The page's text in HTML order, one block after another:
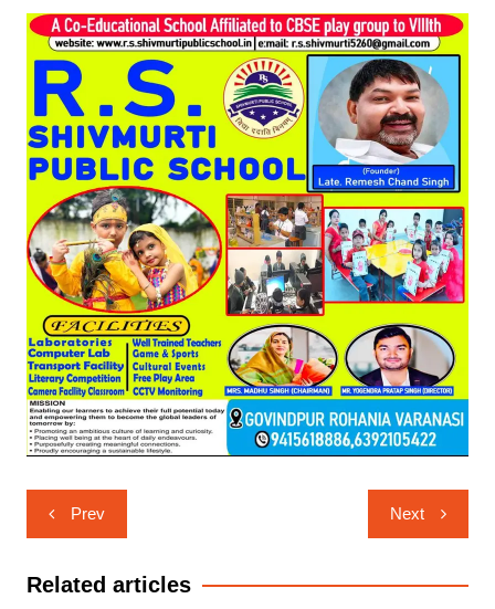
Post
navigation
Prev Next
Related articles